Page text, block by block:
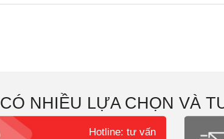
CÓ NHIỀU LỰA CHỌN VÀ
Hotline: tư vấn